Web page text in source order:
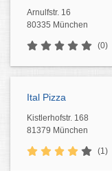
Arnulfstr. 16
80335 München
(0)
Ital Pizza
Kistlerhofstr. 168
81379 München
(1)